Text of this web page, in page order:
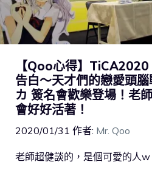
【Qoo心得】
告白～天才們的戀愛頭
カ 簽名會歡樂登場！老
會好好活著！
2020/01/31 作者: Mr. Qoo
老師超健談的，是個可愛的人w